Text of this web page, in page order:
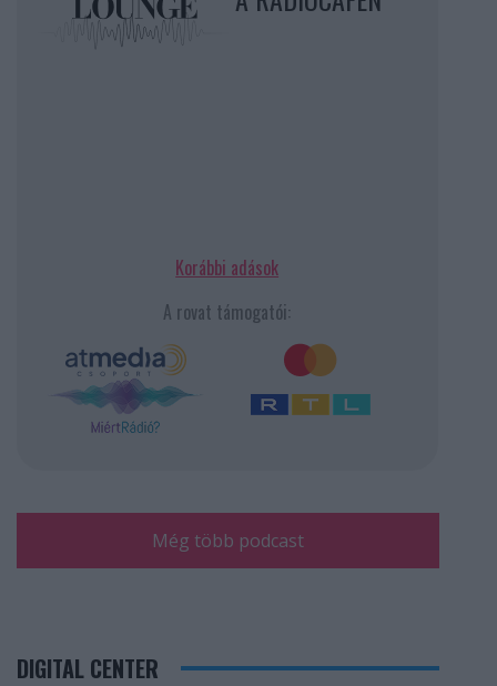
Korábbi adások
A rovat támogatói:
Még több podcast
DIGITAL CENTER